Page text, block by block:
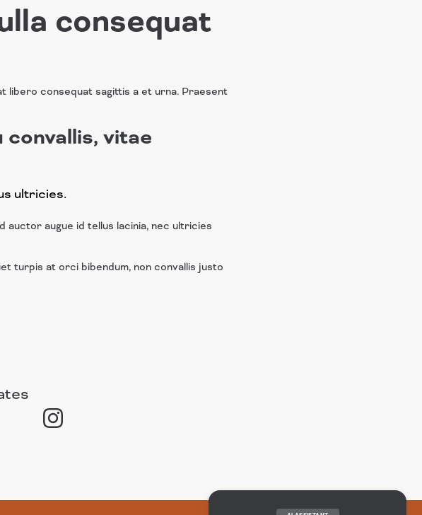
consequat
libero consequat sagittis a et urna. Praesent
convallis, vitae
ultricies.
auctor augue id tellus lacinia, nec ultricies
turpis at orci bibendum, non convallis justo